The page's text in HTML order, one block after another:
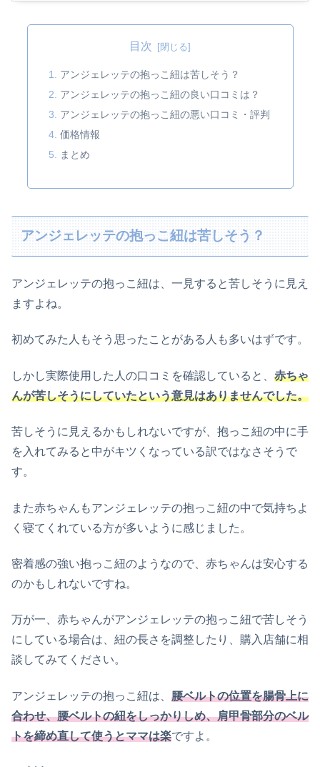
目次
アンジェレッテの抱っこ紐は苦しそう？
​​​​アンジェレッテの抱っこ紐の良い口コミは？
アンジェレッテの抱っこ紐の悪い口コミ・評判
価格情報
まとめ
アンジェレッテの抱っこ紐は苦しそう？
アンジェレッテの抱っこ紐は、一見すると苦しそうに見え
ますよね。
初めてみた人もそう思ったことがある人も多いはずです。
しかし実際使用した人の口コミを確認していると、 赤ちゃ
んが苦しそうにしていたという意見はありませんでした。
苦しそうに見えるかもしれないですが、抱っこ紐の中に手
を入れてみると中がキツくなっている訳ではなさそうで
す。
また赤ちゃんもアンジェレッテの抱っこ紐の中で気持ちよ
く寝てくれている方が多いように感じました。
密着感の強い抱っこ紐のようなので、赤ちゃんは安心する
のかもしれないですね。
万が一、赤ちゃんがアンジェレッテの抱っこ紐で苦しそう
にしている場合は、紐の長さを調整したり、購入店舗に相
談してみてください。
アンジェレッテの抱っこ紐は、 腰ベルトの位置を腸骨上に
合わせ、腰ベルトの紐をしっかりしめ、肩甲骨部分のベル
トを締め直して使うとママは楽ですよ。